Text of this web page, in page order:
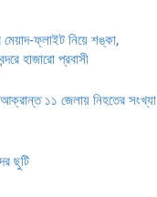
মেয়াদ-ফ্লাইট নিয়ে শঙ্কা,
হাজারো প্রবাসী
১১ জেলায় নিহতের সংখ্যা
ছুটি